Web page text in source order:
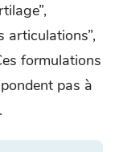
articulations”,
formulations
pas à